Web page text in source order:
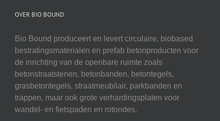
OVER BIO BOUND
Bio Bound produceert en levert circulaire, biobased
bestratingsmaterialen en prefab betonproducten voor
de inrichting van de openbare ruimte zoals
betonstraatstenen, betonbanden, betontegels,
grasbetontegels, straatmeubilair, parkbanden en
trappen, maar ook grote verhardingsplaten voor
wandel- en fietspaden en rotondes.